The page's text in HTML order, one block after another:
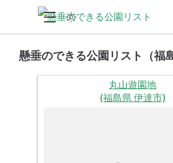
懸垂のできる公園リスト（福
丸山遊園地
(福島県 伊達市)